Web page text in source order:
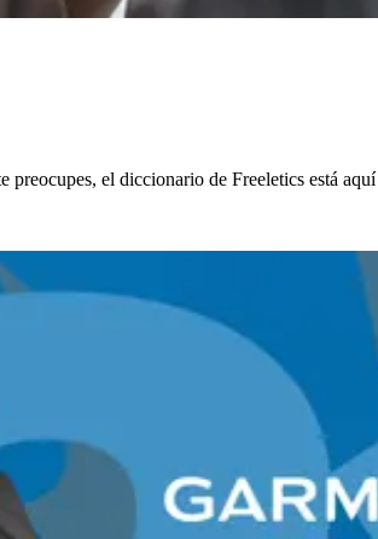
el diccionario de Freeletics está